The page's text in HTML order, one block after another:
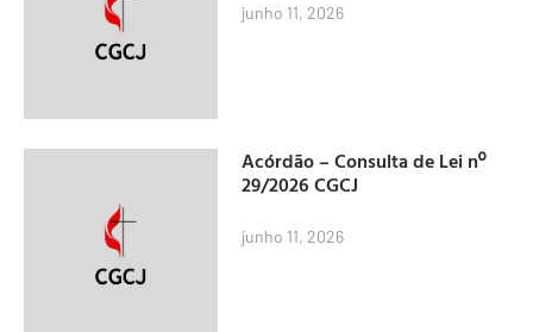
junho 11, 2026
Acórdão – Consulta de Lei nº
29/2026 CGCJ
junho 11, 2026